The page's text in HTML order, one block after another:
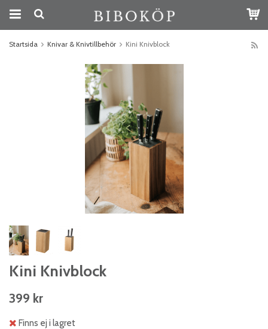
Startsida Knivar & Knivtillbehör Kini Knivblock
Kini Knivblock
399 kr
Finns ej i lagret